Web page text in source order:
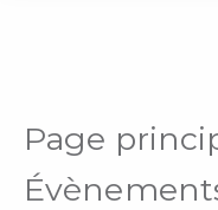
Page